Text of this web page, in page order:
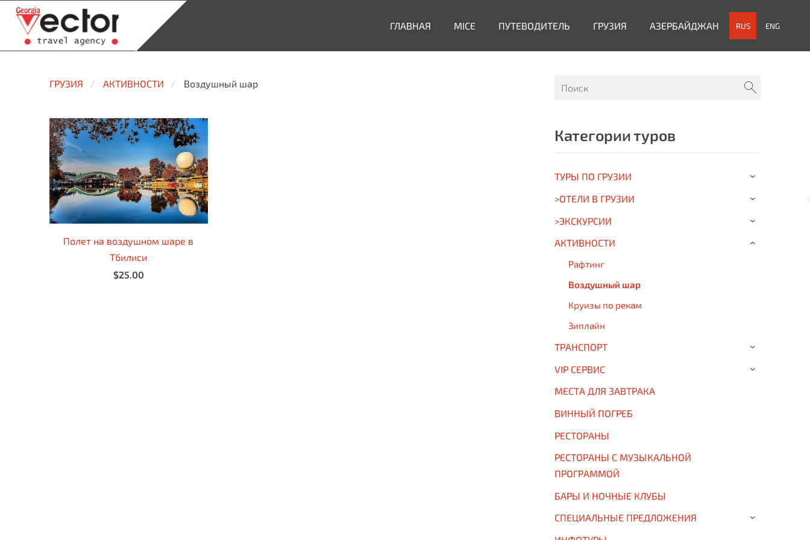
ГЛАВНАЯ MICE ПУТЕВОДИТЕЛЬ ГРУЗИЯ АЗЕРБАЙДЖАН RUS ENG
Категории туров
ТУРЫ ПО ГРУЗИИ ›
>ОТЕЛИ В ГРУЗИИ ›
>ЭКСКУРСИИ ›
АКТИВНОСТИ
Рафтинг
Воздушный шар
Круизы по рекам
Зиплайн
›
ТРАНСПОРТ ›
VIP СЕРВИС ›
МЕСТА ДЛЯ ЗАВТРАКА
ВИННЫЙ ПОГРЕБ
РЕСТОРАНЫ
РЕСТОРАНЫ С МУЗЫКАЛЬНОЙ
ПРОГРАММОЙ
БАРЫ И НОЧНЫЕ КЛУБЫ
СПЕЦИАЛЬНЫЕ ПРЕДЛОЖЕНИЯ
›
ГРУЗИЯ АКТИВНОСТИ Воздушный шар
Полет на воздушном шаре в
Тбилиси
$25.00